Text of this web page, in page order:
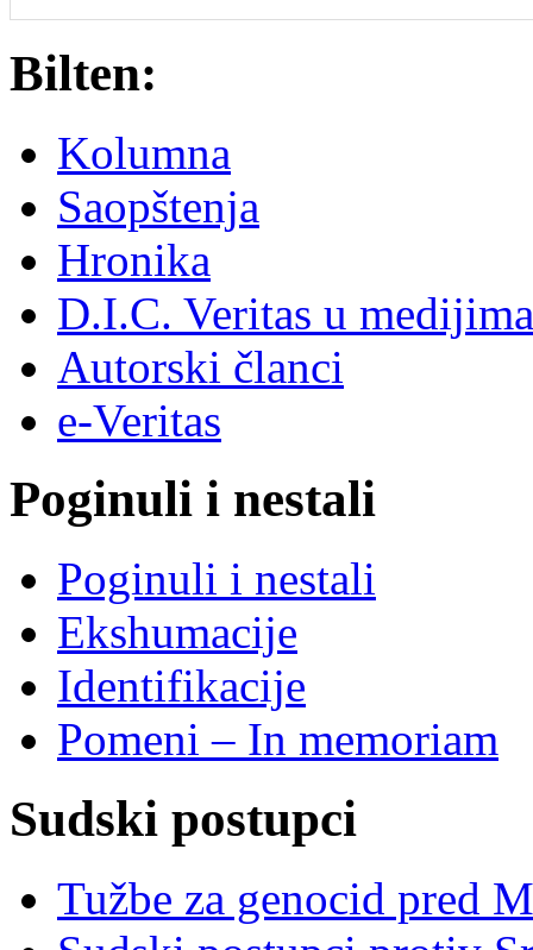
Bilten:
Kolumna
Saopštenja
Hronika
D.I.C. Veritas u medijima
Autorski članci
e-Veritas
Poginuli i nestali
Poginuli i nestali
Ekshumacije
Identifikacije
Pomeni – In memoriam
Sudski postupci
Tužbe za genocid pred